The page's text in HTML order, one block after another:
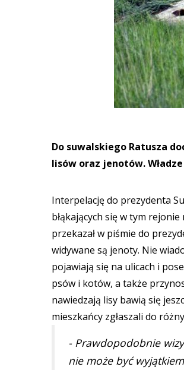
Do suwalskiego Ratusza
lisów oraz jenotów.
Interpelację do prezydenta
błąkających się w tym
przekazał w piśmie do
widywane są jenoty. Nie
pojawiają się na ulicach i
psów i kotów, a także
nawiedzają lisy bawią się
mieszkańcy zgłaszali do
- Prawdopodobnie
nie może być